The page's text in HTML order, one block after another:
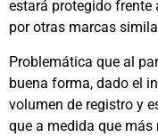
estará protegido
por otras marcas
Problemática que al
buena forma, dado el
volumen de registro y
que a medida que